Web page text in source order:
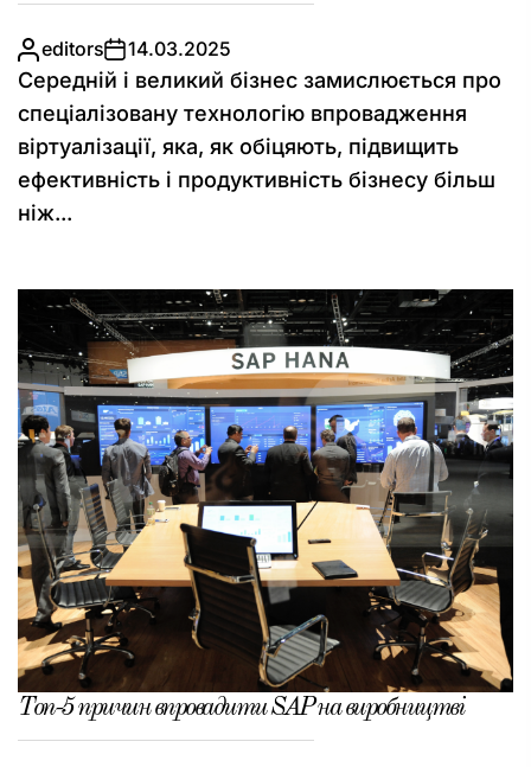
editors 14.03.2025
Середній і великий бізнес замислюється про
спеціалізовану технологію впровадження
віртуалізації, яка, як обіцяють, підвищить
ефективність і продуктивність бізнесу більш
ніж...
Топ-5 причин впровадити SAP на виробництві